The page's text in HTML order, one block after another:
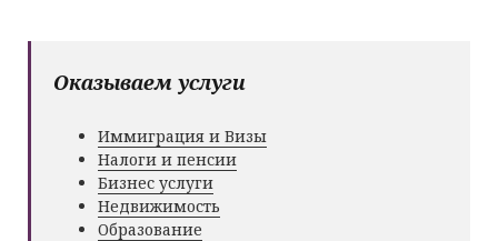
Оказываем услуги
Иммиграция и Визы
Налоги и пенсии
Бизнес услуги
Недвижимость
Образование